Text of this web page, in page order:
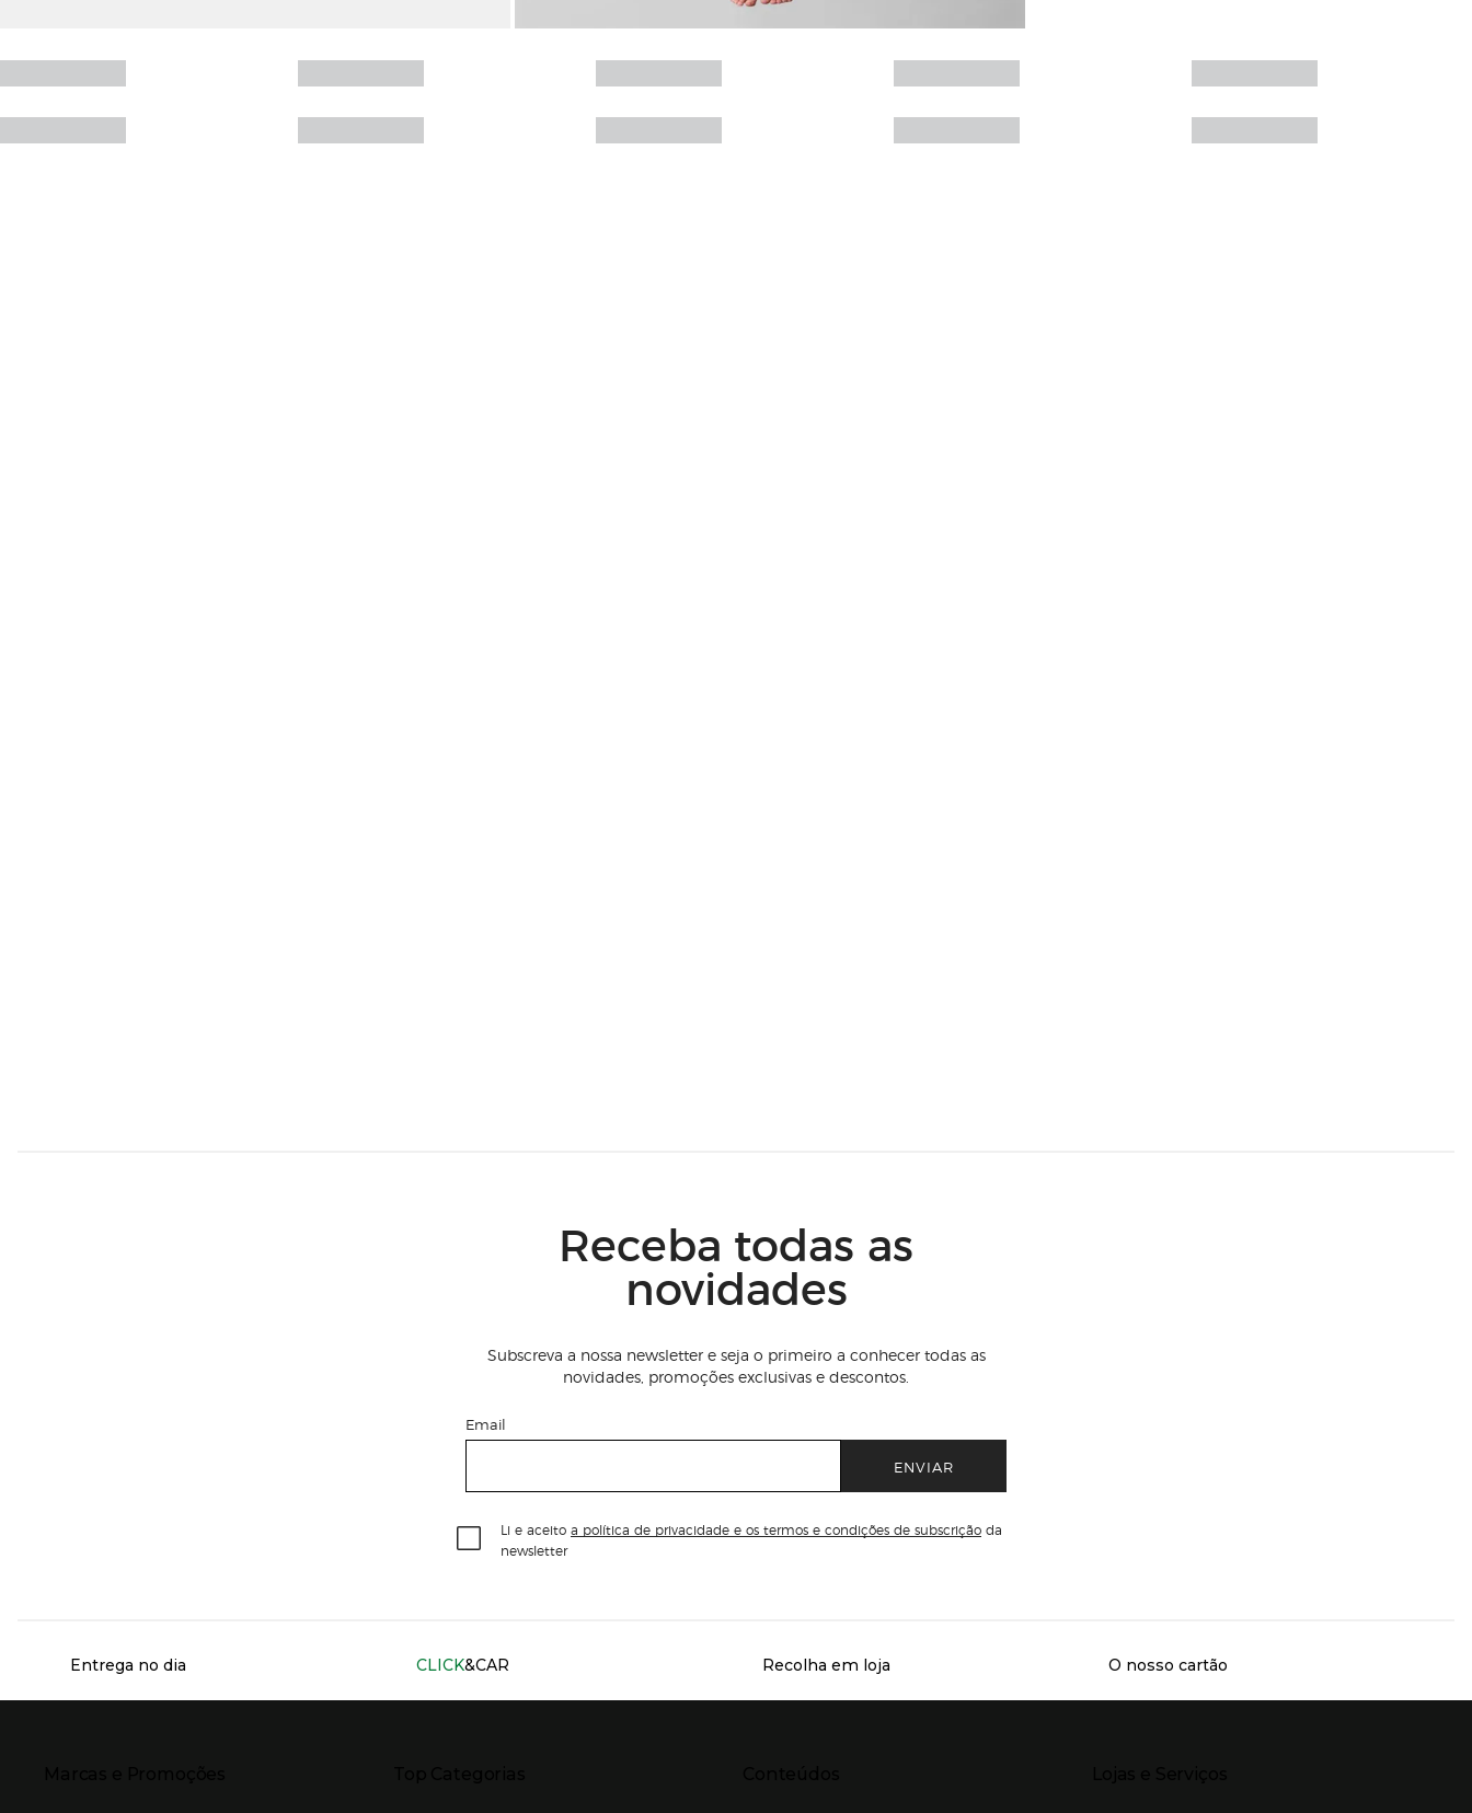
Receba todas as
novidades
Subscreva a nossa newsletter e seja o primeiro a conhecer todas as
novidades, promoções exclusivas e descontos.
Email
ENVIAR
Li e aceito a política de privacidade e os termos e condições de subscrição da
newsletter
Servicios destacados
Entrega no dia CLICK&CAR Recolha em loja O nosso cartão